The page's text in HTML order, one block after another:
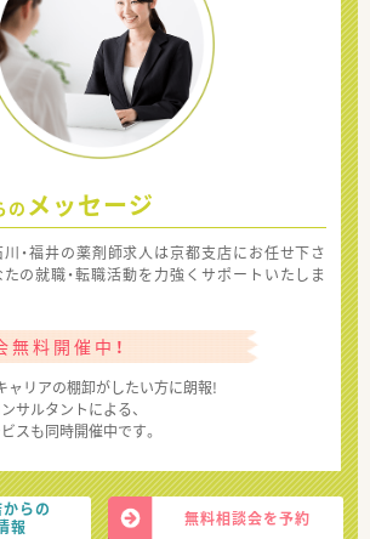
の メッセージ
川・福井の薬剤師求人は京都支店にお任せ下さ
たの就職・転職活動を力強くサポートいたしま
料開催中！
ャリアの棚卸がしたい方に朗報!
サルタントによる、
スも同時開催中です。
らの
報
無料相談会を予約